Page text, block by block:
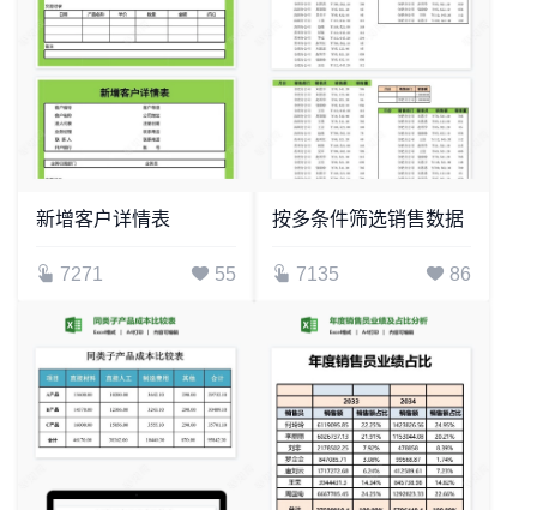
新增客户详情表
7271 55
按多条件筛选销售数据
7135 86